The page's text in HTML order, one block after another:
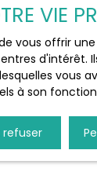
des
de
par la loi
VIE
vous offrir
d'intérêt.
vous
à son
refuser